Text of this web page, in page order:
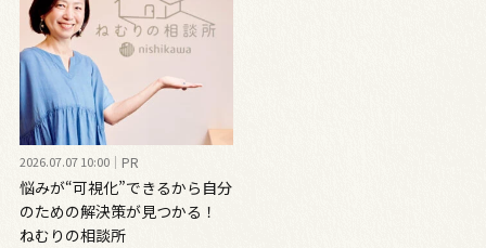
2026.07.07 10:00 PR
悩みが“可視化”できるから自分
のための解決策が見つかる！
ねむりの相談所